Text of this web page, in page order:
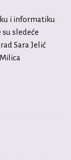
i informatiku
sledeće
Sara Jelić